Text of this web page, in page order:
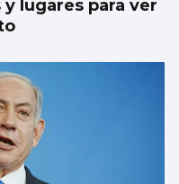
y lugares para ver